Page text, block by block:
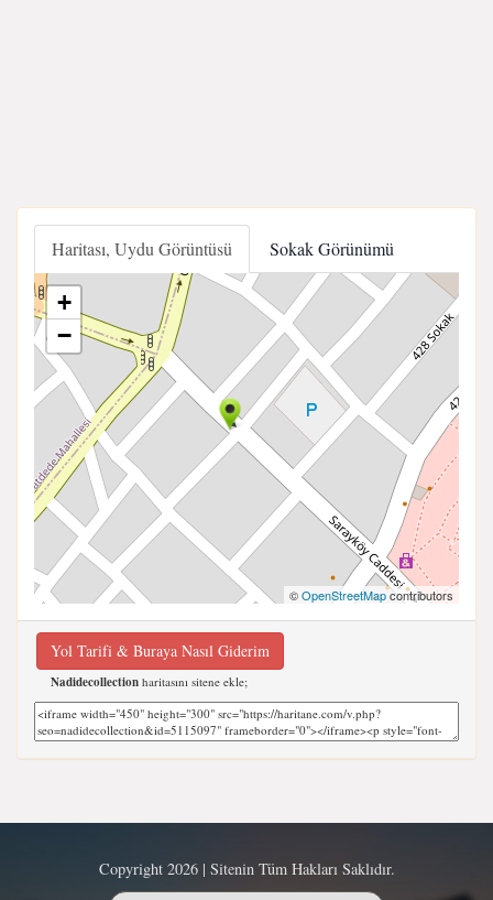
Haritası, Uydu Görüntüsü Sokak Görünümü
+
−
©OpenStreetMapcontributors
Yol Tarifi & Buraya Nasıl Giderim
Nadidecollection haritasını sitene ekle;
Copyright 2026 | Sitenin Tüm Hakları Saklıdır.